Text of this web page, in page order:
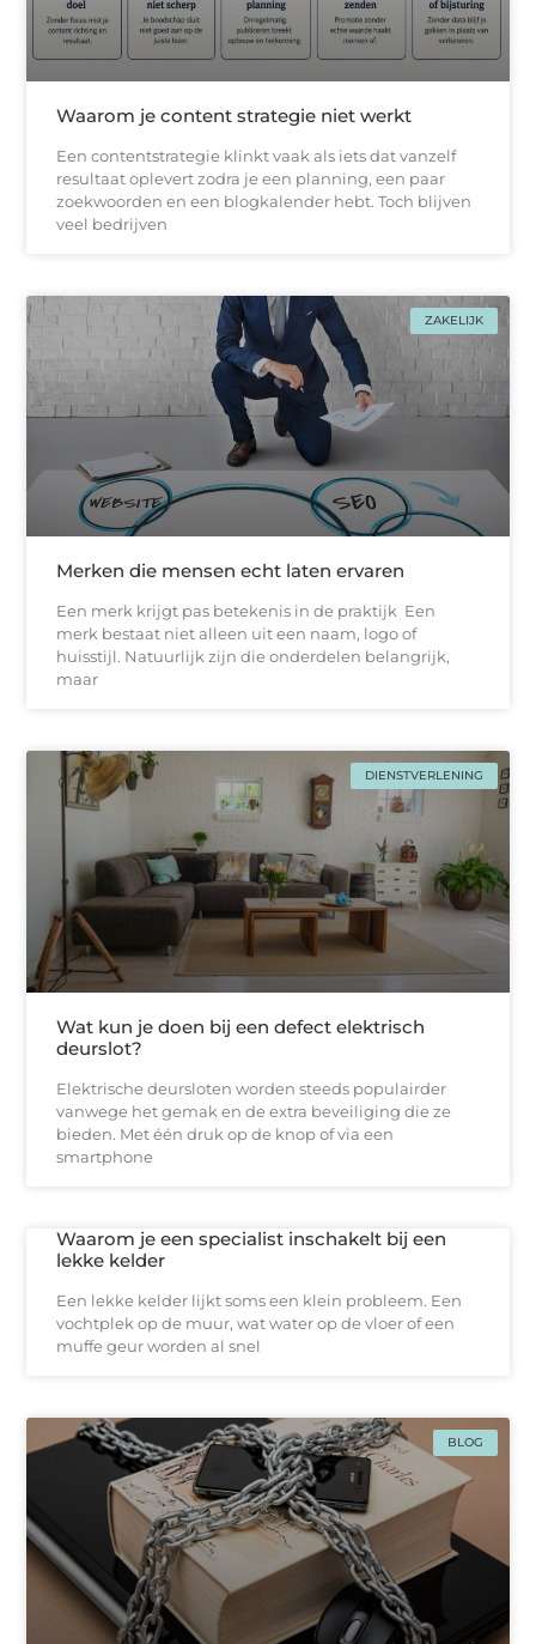
Waarom je content strategie niet werkt
Een contentstrategie klinkt vaak als iets dat vanzelf
resultaat oplevert zodra je een planning, een paar
zoekwoorden en een blogkalender hebt. Toch blijven
veel bedrijven
ZAKELIJK
Merken die mensen echt laten ervaren
Een merk krijgt pas betekenis in de praktijk Een
merk bestaat niet alleen uit een naam, logo of
huisstijl. Natuurlijk zijn die onderdelen belangrijk,
maar
DIENSTVERLENING
Wat kun je doen bij een defect elektrisch
deurslot?
Elektrische deursloten worden steeds populairder
vanwege het gemak en de extra beveiliging die ze
bieden. Met één druk op de knop of via een
smartphone
Waarom je een specialist inschakelt bij een
lekke kelder
Een lekke kelder lijkt soms een klein probleem. Een
vochtplek op de muur, wat water op de vloer of een
muffe geur worden al snel
BLOG